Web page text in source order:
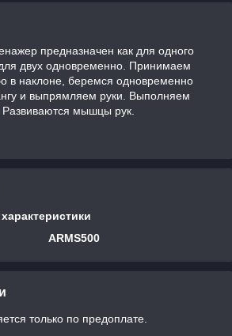
предназначен как для одного
двух одновременно. Принимаем
в наклоне, беремся одновременно
и выпрямляем руки. Выполняем
Развиваются мышцы рук.
ARMS500
только по предоплате.